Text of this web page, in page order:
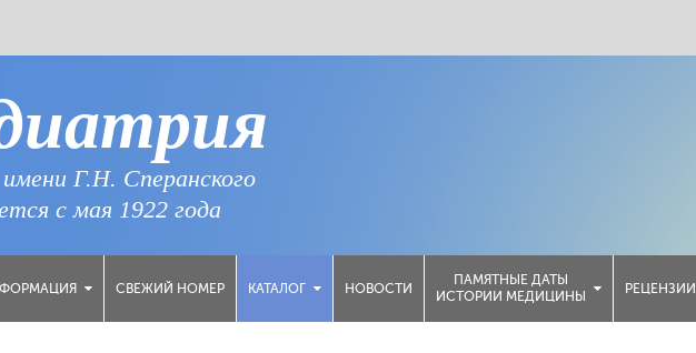
Г.Н. Сперанского
с мая 1922 года
СВЕЖИЙ НОМЕР КАТАЛОГ НОВОСТИ
ПАМЯТНЫЕ ДАТЫ
ИСТОРИИ МЕДИЦИНЫ
РЕЦЕНЗИИ